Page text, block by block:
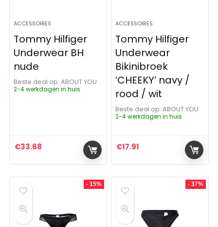
ACCESSOIRES
Tommy Hilfiger
Underwear BH
nude
Beste deal op:
ABOUT YOU
2-4 werkdagen in huis
€33.68
ACCESSOIRES
Tommy Hilfiger
Underwear
Bikinibroek
‘CHEEKY’ navy /
rood / wit
Beste deal op:
ABOUT YOU
2-4 werkdagen in huis
€17.91
- 15% - 37%